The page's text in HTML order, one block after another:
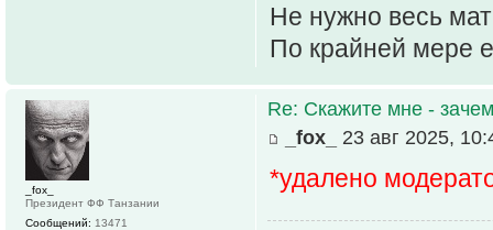
Не нужно весь
По крайней мере
Re: Скажите мне -
_fox_
23 авг 2025,
*удалено
_fox_
Президент ФФ Танзании
Сообщений: 13471